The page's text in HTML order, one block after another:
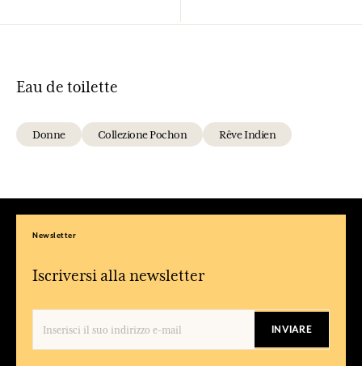
Eau de toilette
Donne Collezione Pochon Rêve Indien
Newsletter
Iscriversi alla newsletter
INVIARE